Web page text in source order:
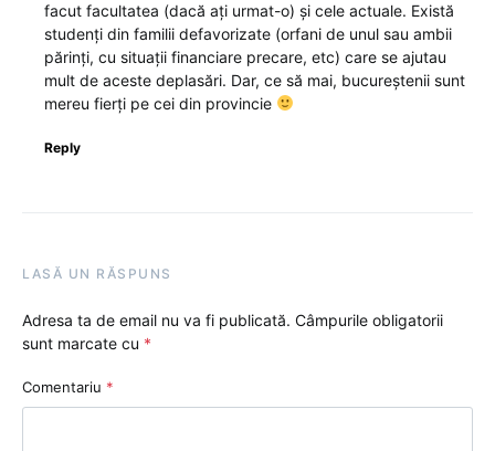
facut facultatea (dacă ați urmat-o) și cele actuale. Există
studenți din familii defavorizate (orfani de unul sau ambii
părinți, cu situații financiare precare, etc) care se ajutau
mult de aceste deplasări. Dar, ce să mai, bucureștenii sunt
mereu fierți pe cei din provincie
Reply
LASĂ UN RĂSPUNS
Adresa ta de email nu va fi publicată. Câmpurile obligatorii
sunt marcate cu *
Comentariu *